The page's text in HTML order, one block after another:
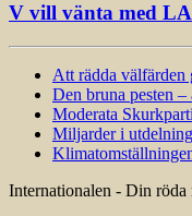
V vill vänta med
Att rädda välfärden
Den bruna pesten –
Moderata
Miljarder i
Internationalen - Din röda